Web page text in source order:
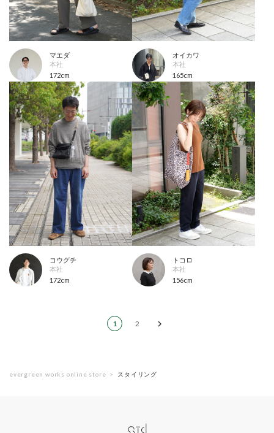
マエダ
本社
172cm
オイカワ
本社
165cm
コウグチ
本社
172cm
トコロ
本社
156cm
1 2
evergreen works online store スタイリング